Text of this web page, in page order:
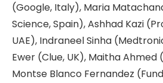
(Google, Italy), Maria
Science, Spain), Ashhad Kazi
UAE), Indraneel Sinha
Ewer (Clue, UK), Maitha Ahmed
Montse Blanco Fernandez